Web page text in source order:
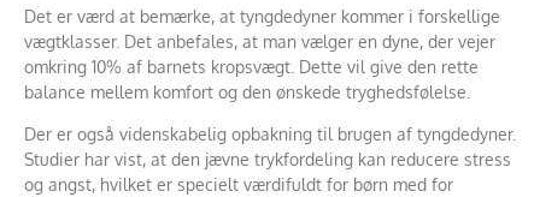
Det er værd at bemærke, at tyngdedyner kommer i forskellige
vægtklasser. Det anbefales, at man vælger en dyne, der vejer
omkring 10% af barnets kropsvægt. Dette vil give den rette
balance mellem komfort og den ønskede tryghedsfølelse.
Der er også videnskabelig opbakning til brugen af tyngdedyner.
Studier har vist, at den jævne trykfordeling kan reducere stress
og angst, hvilket er specielt værdifuldt for børn med for